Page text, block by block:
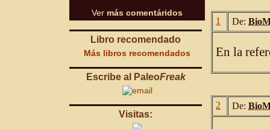
Ver más comentáridos
Libro recomendado
Más libros recomendados
Escribe al PaleoFreak
Visitas:
1 De:
En la
2 De: